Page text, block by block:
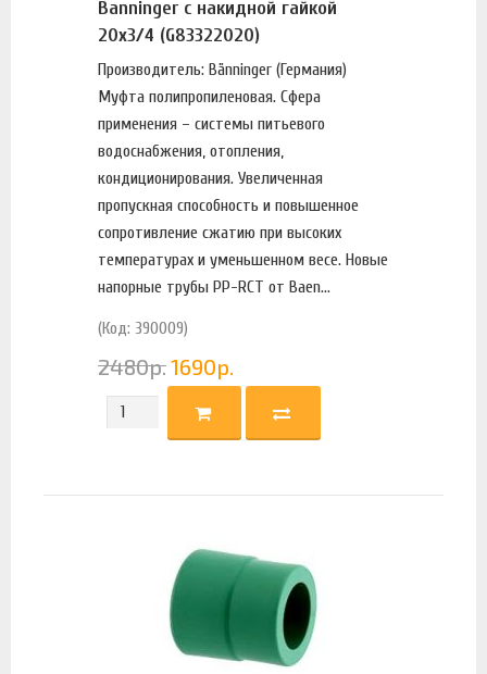
Banninger с накидной гайкой
20х3/4 (G83322020)
Производитель: Bänninger (Германия)
Муфта полипропиленовая. Сфера
применения – системы питьевого
водоснабжения, отопления,
кондиционирования. Увеличенная
пропускная способность и повышенное
сопротивление сжатию при высоких
температурах и уменьшенном весе. Новые
напорные трубы PP-RCT от Baen...
(Код: 390009)
2480р.1690р.